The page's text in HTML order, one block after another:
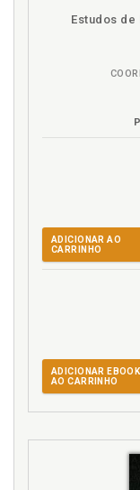
Estudos de
ADICIONAR AO
CARRINHO
ADICIONAR EBOOK
AO CARRINHO